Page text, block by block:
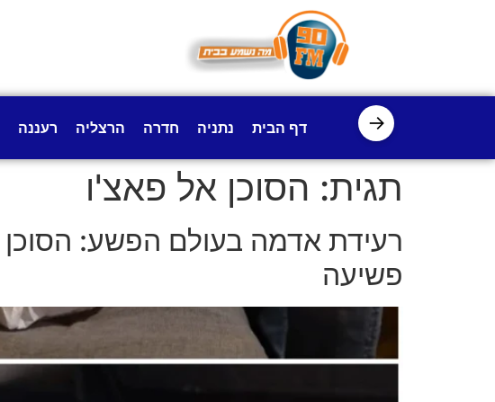
→ דף הבית נתניה חדרה הרצליה רעננה
תגית: הסוכן אל פאצ'ו
פשיעה